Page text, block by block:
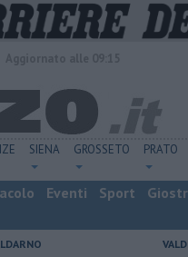
SIENA GROSSETO PRATO
Eventi Sport